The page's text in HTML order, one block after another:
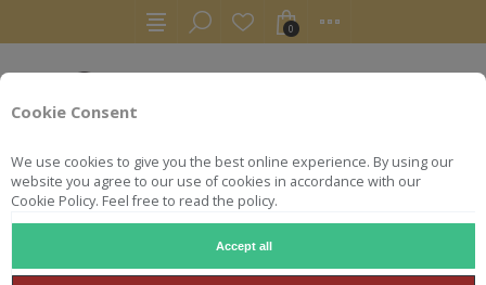
Cookie Consent
We use cookies to give you the best online experience. By using our
website you agree to our use of cookies in accordance with our
Cookie Policy. Feel free to read the policy.
Accept all
0